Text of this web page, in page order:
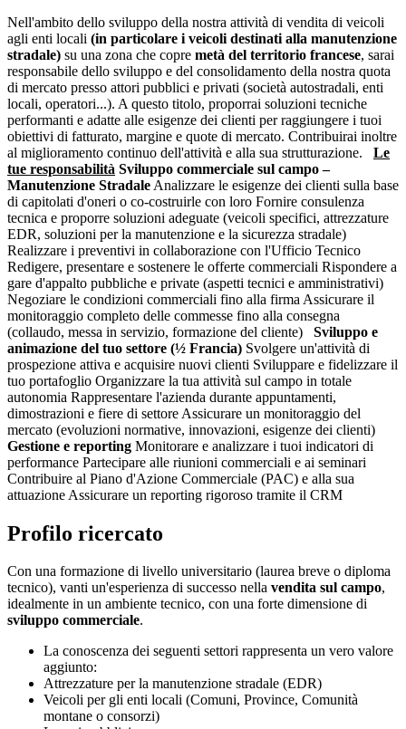
Nell'ambito dello sviluppo della nostra attività di vendita di veicoli
agli enti locali (in particolare i veicoli destinati alla manutenzione
stradale) su una zona che copre metà del territorio francese, sarai
responsabile dello sviluppo e del consolidamento della nostra quota
di mercato presso attori pubblici e privati (società autostradali, enti
locali, operatori...). A questo titolo, proporrai soluzioni tecniche
performanti e adatte alle esigenze dei clienti per raggiungere i tuoi
obiettivi di fatturato, margine e quote di mercato. Contribuirai inoltre
al miglioramento continuo dell'attività e alla sua strutturazione. Le
tue responsabilità Sviluppo commerciale sul campo –
Manutenzione Stradale Analizzare le esigenze dei clienti sulla base
di capitolati d'oneri o co-costruirle con loro Fornire consulenza
tecnica e proporre soluzioni adeguate (veicoli specifici, attrezzature
EDR, soluzioni per la manutenzione e la sicurezza stradale)
Realizzare i preventivi in collaborazione con l'Ufficio Tecnico
Redigere, presentare e sostenere le offerte commerciali Rispondere a
gare d'appalto pubbliche e private (aspetti tecnici e amministrativi)
Negoziare le condizioni commerciali fino alla firma Assicurare il
monitoraggio completo delle commesse fino alla consegna
(collaudo, messa in servizio, formazione del cliente) Sviluppo e
animazione del tuo settore (½ Francia) Svolgere un'attività di
prospezione attiva e acquisire nuovi clienti Sviluppare e fidelizzare il
tuo portafoglio Organizzare la tua attività sul campo in totale
autonomia Rappresentare l'azienda durante appuntamenti,
dimostrazioni e fiere di settore Assicurare un monitoraggio del
mercato (evoluzioni normative, innovazioni, esigenze dei clienti)
Gestione e reporting Monitorare e analizzare i tuoi indicatori di
performance Partecipare alle riunioni commerciali e ai seminari
Contribuire al Piano d'Azione Commerciale (PAC) e alla sua
attuazione Assicurare un reporting rigoroso tramite il CRM
Profilo ricercato
Con una formazione di livello universitario (laurea breve o diploma
tecnico), vanti un'esperienza di successo nella vendita sul campo,
idealmente in un ambiente tecnico, con una forte dimensione di
sviluppo commerciale.
La conoscenza dei seguenti settori rappresenta un vero valore
aggiunto:
Attrezzature per la manutenzione stradale (EDR)
Veicoli per gli enti locali (Comuni, Province, Comunità
montane o consorzi)